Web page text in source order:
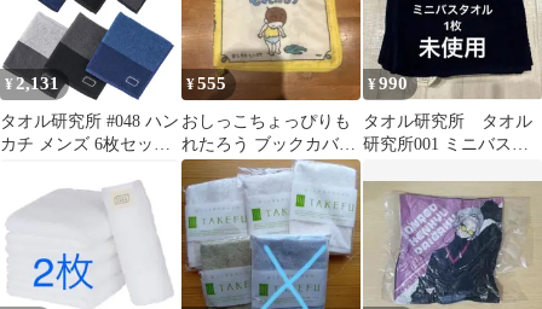
耐久性 綿100% 480GSM
JapanTechnology 1
¥2,131
タオル研究所 #048 ハン
カチ メンズ 6枚セット
ら 高速吸水 耐久性 綿
100% 400GSM
JapanTechnology
¥555
おしっこちょっぴりも
れたろう ブックカバー
ヨシタケシンスケ
¥990
タオル研究所 タオル
研究所001 ミニバスタ